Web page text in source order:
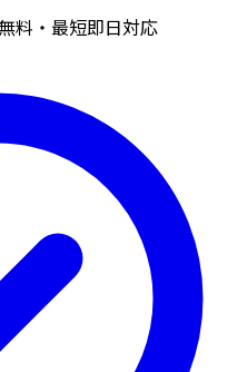
料・最短即日対応